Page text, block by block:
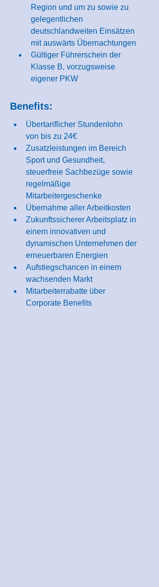
Region und um zu sowie zu
gelegentlichen
deutschlandweiten Einsätzen
mit auswärts Übernachtungen
Gültiger Führerschein der
Klasse B, vorzugsweise
eigener PKW
Benefits:
Übertariflicher Stundenlohn
von bis zu 24€
Zusatzleistungen im Bereich
Sport und Gesundheit,
steuerfreie Sachbezüge sowie
regelmäßige
Mitarbeitergeschenke
Übernahme aller Arbeitkosten
Zukunftssicherer Arbeitsplatz in
einem innovativen und
dynamischen Unternehmen der
erneuerbaren Energien
Aufstiegschancen in einem
wachsenden Markt
Mitarbeiterrabatte über
Corporate Benefits